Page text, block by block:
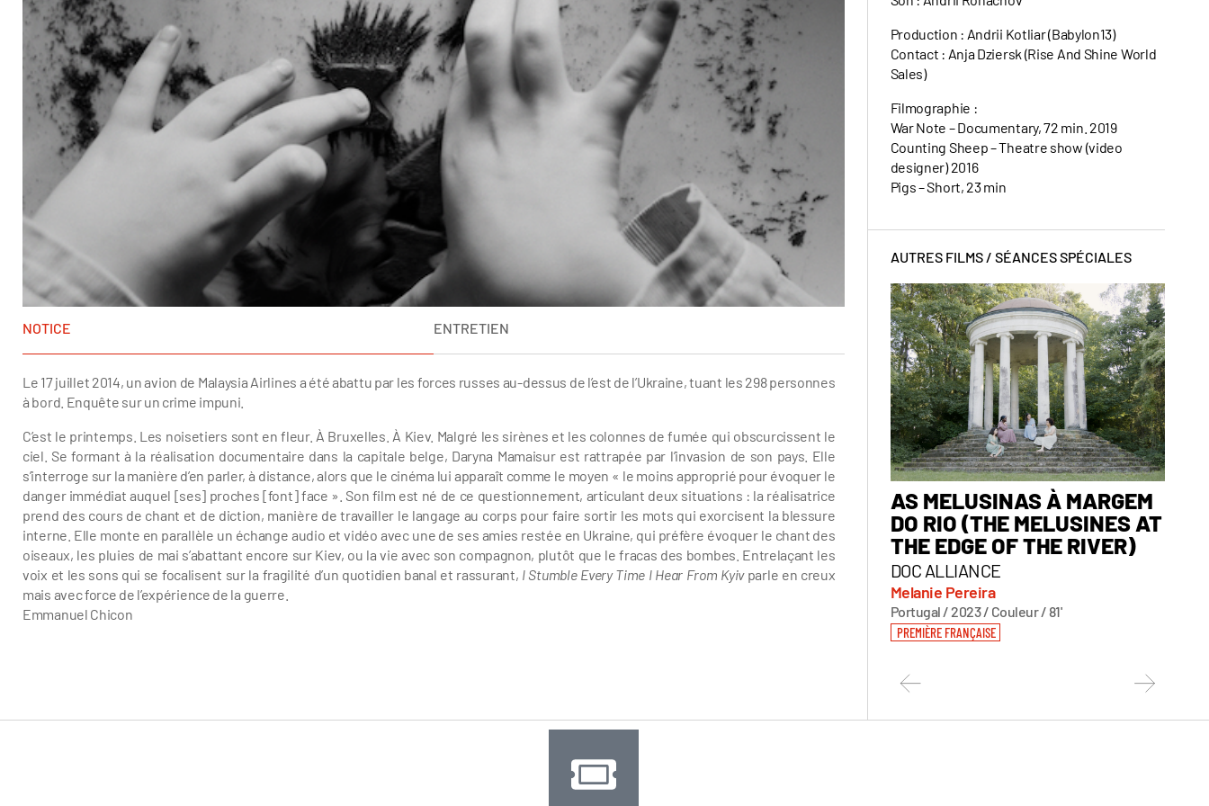
NOTICE ENTRETIEN
Le 17 juillet 2014, un avion de Malaysia Airlines a été abattu par les forces russes au-dessus de l’est de l’Ukraine, tuant les 298 personnes
à bord. Enquête sur un crime impuni.
C’est le printemps. Les noisetiers sont en fleur. À Bruxelles. À Kiev. Malgré les sirènes et les colonnes de fumée qui obscurcissent le
ciel. Se formant à la réalisation documentaire dans la capitale belge, Daryna Mamaisur est rattrapée par l’invasion de son pays. Elle
s’interroge sur la manière d’en parler, à distance, alors que le cinéma lui apparaît comme le moyen « le moins approprié pour évoquer le
danger immédiat auquel [ses] proches [font] face ». Son film est né de ce questionnement, articulant deux situations : la réalisatrice
prend des cours de chant et de diction, manière de travailler le langage au corps pour faire sortir les mots qui exorcisent la blessure
interne. Elle monte en parallèle un échange audio et vidéo avec une de ses amies restée en Ukraine, qui préfère évoquer le chant des
oiseaux, les pluies de mai s’abattant encore sur Kiev, ou la vie avec son compagnon, plutôt que le fracas des bombes. Entrelaçant les
voix et les sons qui se focalisent sur la fragilité d’un quotidien banal et rassurant, I Stumble Every Time I Hear From Kyivparle en creux
mais avec force de l’expérience de la guerre.
Emmanuel Chicon
Production : Andrii Kotliar (Babylon13)
Contact : Anja Dziersk (Rise And Shine World
Sales)
Filmographie :
War Note – Documentary, 72 min. 2019
Counting Sheep – Theatre show (video
designer) 2016
Pigs – Short, 23 min
AUTRES FILMS / SÉANCES SPÉCIALES
AS MELUSINAS À MARGEM
DO RIO (THE MELUSINES AT
THE EDGE OF THE RIVER)
DOC ALLIANCE
Melanie Pereira
Portugal / 2023 / Couleur / 81'
PREMIÈRE FRANÇAISE